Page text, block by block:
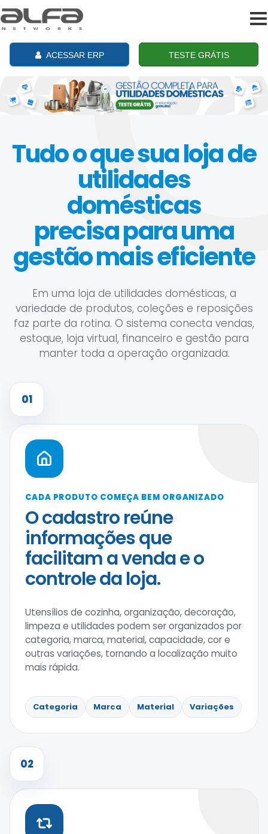
ACESSAR ERP TESTE GRÁTIS
Tudo o que sua loja de
utilidades
domésticas
precisa para uma
gestão mais eficiente
Em uma loja de utilidades domésticas, a
variedade de produtos, coleções e reposições
faz parte da rotina. O sistema conecta vendas,
estoque, loja virtual, financeiro e gestão para
manter toda a operação organizada.
01
CADA PRODUTO COMEÇA BEM ORGANIZADO
O cadastro reúne
informações que
facilitam a venda e o
controle da loja.
Utensílios de cozinha, organização, decoração,
limpeza e utilidades podem ser organizados por
categoria, marca, material, capacidade, cor e
outras variações, tornando a localização muito
mais rápida.
Categoria Marca Material Variações
02